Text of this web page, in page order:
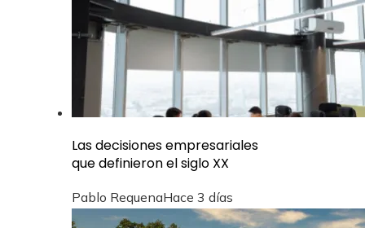
Las decisiones empresariales
que definieron el siglo XX
Pablo RequenaHace 3 días